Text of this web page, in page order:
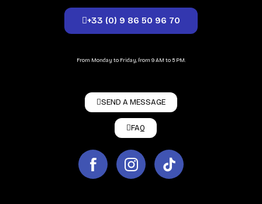
+33 (0) 9 86 50 96 70
From Monday to Friday, from 9 AM to 5 PM.
SEND A MESSAGE
FAQ